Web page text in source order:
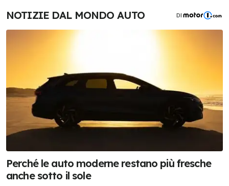
NOTIZIE DAL MONDO AUTO DI
Perché le auto moderne restano più fresche
anche sotto il sole